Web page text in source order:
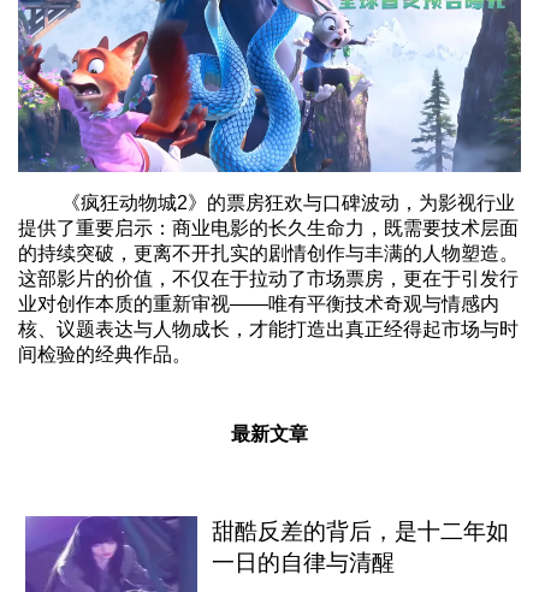
《疯狂动物城2》的票房狂欢与口碑波动，为影视行业
提供了重要启示：商业电影的长久生命力，既需要技术层面
的持续突破，更离不开扎实的剧情创作与丰满的人物塑造。
这部影片的价值，不仅在于拉动了市场票房，更在于引发行
业对创作本质的重新审视——唯有平衡技术奇观与情感内
核、议题表达与人物成长，才能打造出真正经得起市场与时
间检验的经典作品。
最新文章
甜酷反差的背后，是十二年如
一日的自律与清醒